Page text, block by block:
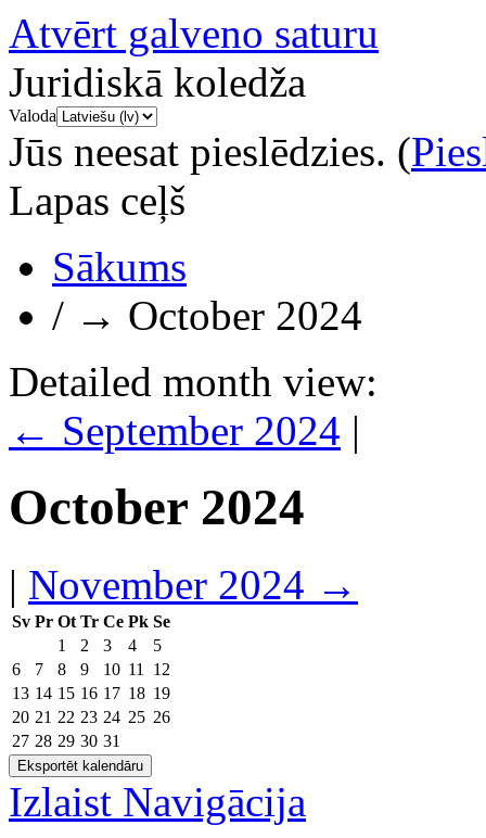
Atvērt galveno saturu
Juridiskā koledža
Valoda
Jūs neesat pieslēdzies. (
Lapas ceļš
Sākums
/ → October 2024
Detailed month view:
← September 2024 |
October 2024
| November 2024 →
Sv Pr Ot Tr Ce Pk Se
1
2 3 4
5
6
7 8 9 10 11
12
13 14 15 16 17 18 19
20 21 22 23 24 25 26
27 28 29 30 31
Izlaist Navigācija